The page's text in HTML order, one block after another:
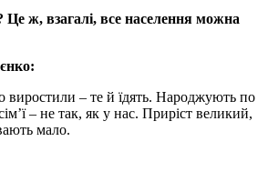
ж, взагалі, все населення можна
виростили – те й їдять. Народжують по
– не так, як у нас. Приріст великий,
мало.